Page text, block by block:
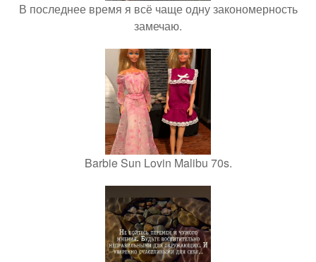
В последнее время я всё чаще одну закономерность
замечаю.
Barbie Sun Lovin Malibu 70s.